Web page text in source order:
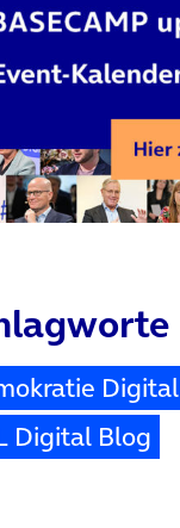
Digital
Digital Blog